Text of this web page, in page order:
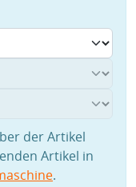
der Artikel
Artikel in
.